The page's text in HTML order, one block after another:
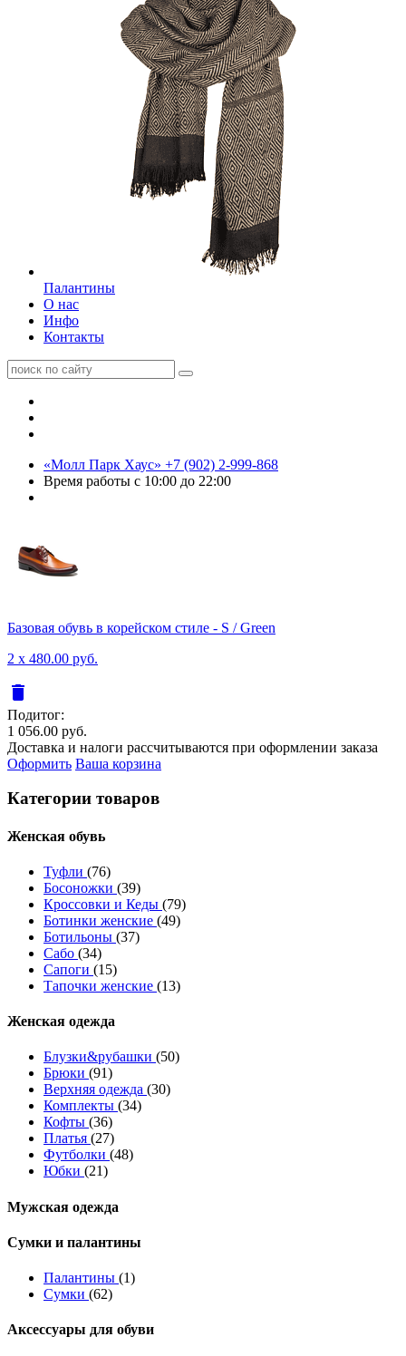
Палантины
О нас
Инфо
Контакты
«Молл Парк Хаус» +7 (902) 2-999-868
Время работы с 10:00 до 22:00
Базовая обувь в корейском стиле - S / Green
2 x 480.00 руб.
delete
Подитог:
1 056.00 руб.
Доставка и налоги рассчитываются при оформлении заказа
Оформить Ваша корзина
Категории товаров
Женcкая обувь
Туфли (76)
Босоножки (39)
Кроссовки и Кеды (79)
Ботинки женские (49)
Ботильоны (37)
Сабо (34)
Сапоги (15)
Тапочки женские (13)
Женская одежда
Блузки&рубашки (50)
Брюки (91)
Верхняя одежда (30)
Комплекты (34)
Кофты (36)
Платья (27)
Футболки (48)
Юбки (21)
Мужская одежда
Сумки и палантины
Палантины (1)
Сумки (62)
Аксессуары для обуви